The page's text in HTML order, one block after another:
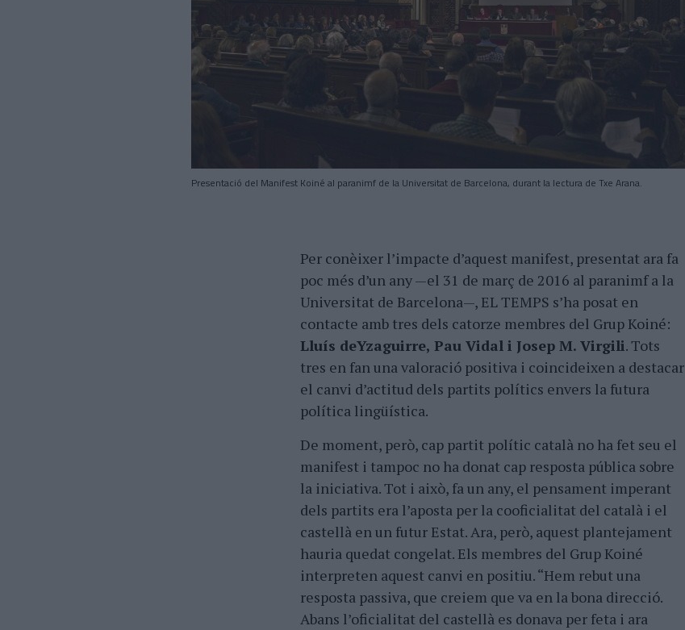
Presentació del Manifest Koiné al paranimf de la Universitat de Barcelona, durant la lectura de Txe Arana.
Per conèixer l’impacte d’aquest manifest, presentat ara fa
poc més d’un any —el 31 de març de 2016 al paranimf a la
Universitat de Barcelona—, EL TEMPS s’ha posat en
contacte amb tres dels catorze membres del Grup Koiné:
Lluís deYzaguirre, Pau Vidal i Josep M. Virgili. Tots
tres en fan una valoració positiva i coincideixen a destacar
el canvi d’actitud dels partits polítics envers la futura
política lingüística.
De moment, però, cap partit polític català no ha fet seu el
manifest i tampoc no ha donat cap resposta pública sobre
la iniciativa. Tot i això, fa un any, el pensament imperant
dels partits era l’aposta per la cooficialitat del català i el
castellà en un futur Estat. Ara, però, aquest plantejament
hauria quedat congelat. Els membres del Grup Koiné
interpreten aquest canvi en positiu. “Hem rebut una
resposta passiva, que creiem que va en la bona direcció.
Abans l’oficialitat del castellà es donava per feta i ara